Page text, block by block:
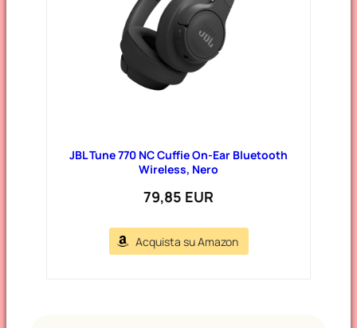
JBL Tune 770 NC Cuffie On-Ear Bluetooth
Wireless, Nero
79,85 EUR
Acquista su Amazon